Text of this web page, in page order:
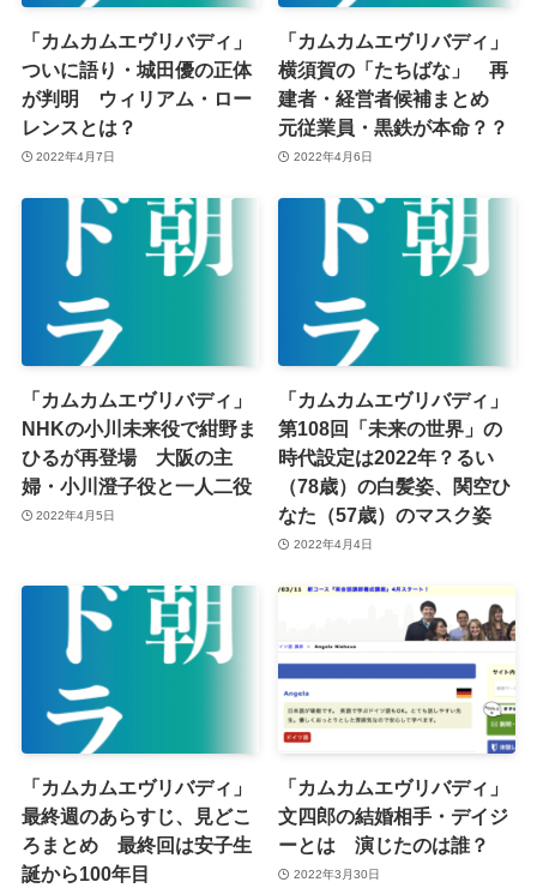
「カムカムエヴリバディ」
ついに語り・城田優の正体
が判明 ウィリアム・ロー
レンスとは？
2022年4月7日
「カムカムエヴリバディ」
横須賀の「たちばな」 再
建者・経営者候補まとめ
元従業員・黒鉄が本命？？
2022年4月6日
「カムカムエヴリバディ」
NHKの小川未来役で紺野ま
ひるが再登場 大阪の主
婦・小川澄子役と一人二役
2022年4月5日
「カムカムエヴリバディ」
第108回「未来の世界」の
時代設定は2022年？るい
（78歳）の白髪姿、関空ひ
なた（57歳）のマスク姿
2022年4月4日
「カムカムエヴリバディ」
最終週のあらすじ、見どこ
ろまとめ 最終回は安子生
誕から100年目
「カムカムエヴリバディ」
文四郎の結婚相手・デイジ
ーとは 演じたのは誰？
2022年3月30日